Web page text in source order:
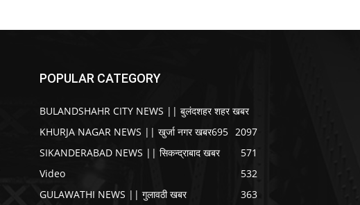
POPULAR CATEGORY
BULANDSHAHR CITY NEWS || बुलंदशहर शहर खबर
2097
KHURJA NAGAR NEWS || खुर्जा नगर खबर695
SIKANDERABAD NEWS || सिकन्द्राबाद खबर
571
Video
532
GULAWATHI NEWS || गुलावठी खबर
363